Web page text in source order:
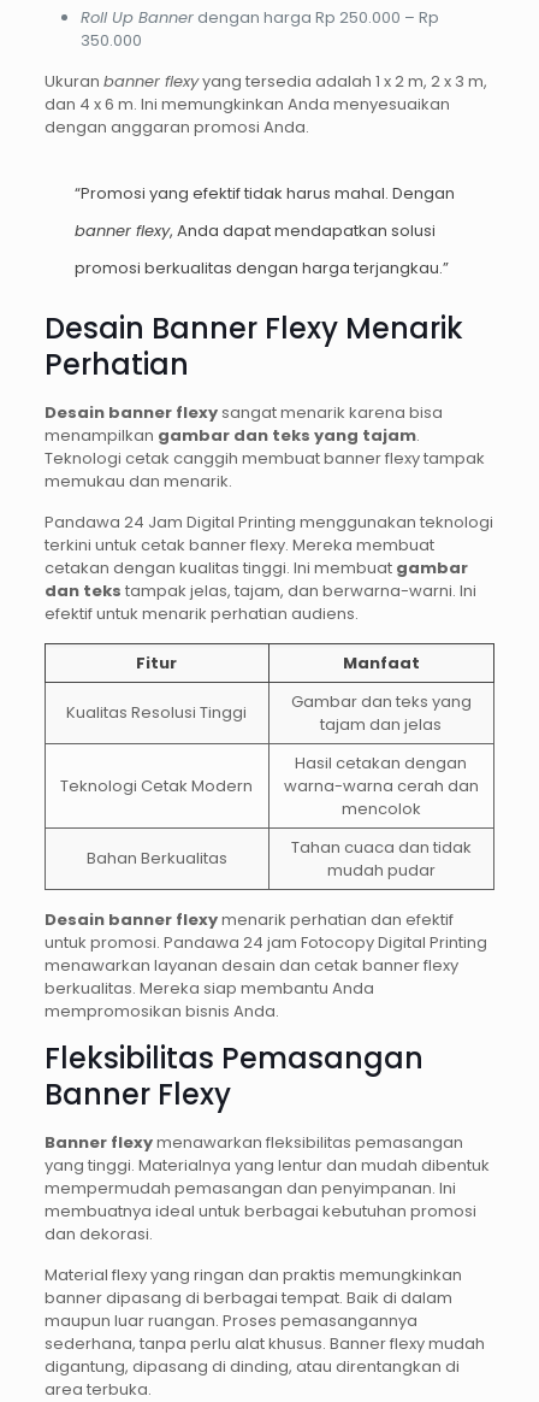
Roll Up Bannerdengan harga Rp 250.000 – Rp
350.000
Ukuran banner flexyyang tersedia adalah 1 x 2 m, 2 x 3 m,
dan 4 x 6 m. Ini memungkinkan Anda menyesuaikan
dengan anggaran promosi Anda.
“Promosi yang efektif tidak harus mahal. Dengan
banner flexy, Anda dapat mendapatkan solusi
promosi berkualitas dengan harga terjangkau.”
Desain Banner Flexy Menarik
Perhatian
Desain banner flexysangat menarik karena bisa
menampilkan gambar dan teks yang tajam.
Teknologi cetak canggih membuat banner flexy tampak
memukau dan menarik.
Pandawa 24 Jam Digital Printing menggunakan teknologi
terkini untuk cetak banner flexy. Mereka membuat
cetakan dengan kualitas tinggi. Ini membuat gambar
dan teks tampak jelas, tajam, dan berwarna-warni. Ini
efektif untuk menarik perhatian audiens.
Fitur Manfaat
Kualitas Resolusi Tinggi
Gambar dan teks yang
tajam dan jelas
Teknologi Cetak Modern
Hasil cetakan dengan
warna-warna cerah dan
mencolok
Bahan Berkualitas
Tahan cuaca dan tidak
mudah pudar
Desain banner flexymenarik perhatian dan efektif
untuk promosi. Pandawa 24 jam Fotocopy Digital Printing
menawarkan layanan desain dan cetak banner flexy
berkualitas. Mereka siap membantu Anda
mempromosikan bisnis Anda.
Fleksibilitas Pemasangan
Banner Flexy
Banner flexymenawarkan fleksibilitas pemasangan
yang tinggi. Materialnya yang lentur dan mudah dibentuk
mempermudah pemasangan dan penyimpanan. Ini
membuatnya ideal untuk berbagai kebutuhan promosi
dan dekorasi.
Material flexy yang ringan dan praktis memungkinkan
banner dipasang di berbagai tempat. Baik di dalam
maupun luar ruangan. Proses pemasangannya
sederhana, tanpa perlu alat khusus. Banner flexy mudah
digantung, dipasang di dinding, atau direntangkan di
area terbuka.